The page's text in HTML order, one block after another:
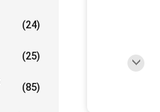
(24)
(25)
(85)